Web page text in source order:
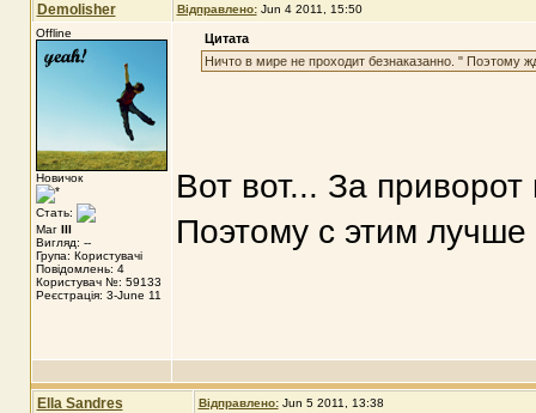
Demolisher Відправлено: Jun 4 2011, 15:50
Offline
Новичок
Стать:
Маг III
Вигляд: --
Група: Користувачі
Повідомлень: 4
Користувач №: 59133
Реєстрація: 3-June 11
Цитата
Ничто в мире не проходит безнаказанно. " Поэтому
Вот вот... За
Поэтому с этим лучше
Ella Sandres Відправлено: Jun 5 2011, 13:38